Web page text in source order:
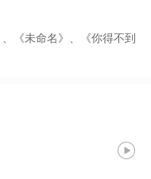
《未命名》、《你得不到